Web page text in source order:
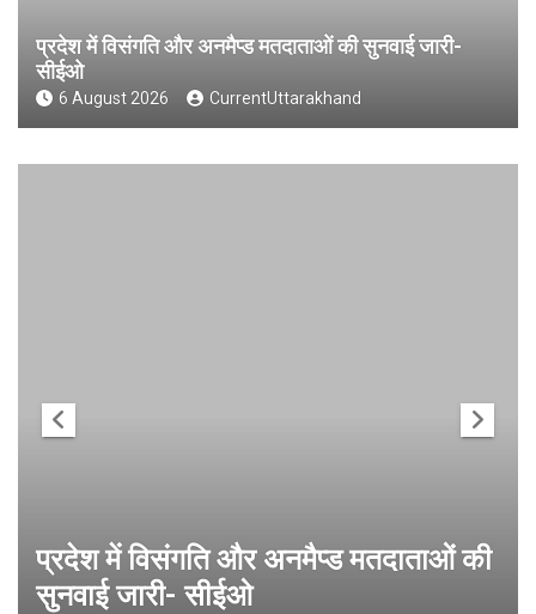
प्रदेश में विसंगति और अनमैप्ड मतदाताओं की सुनवाई जारी-
सीईओ
6 August 2026 CurrentUttarakhand
प्रदेश में विसंगति और अनमैप्ड मतदाताओं की
सुनवाई जारी- सीईओ